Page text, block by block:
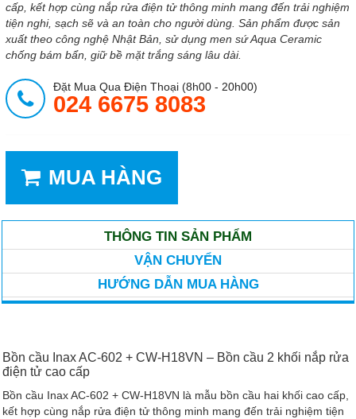
cấp, kết hợp cùng nắp rửa điện tử thông minh mang đến trải nghiệm
tiện nghi, sạch sẽ và an toàn cho người dùng. Sản phẩm được sản
xuất theo công nghệ Nhật Bản, sử dụng men sứ Aqua Ceramic
chống bám bẩn, giữ bề mặt trắng sáng lâu dài.
Đặt Mua Qua Điện Thoại (8h00 - 20h00)
024 6675 8083
MUA HÀNG
THÔNG TIN SẢN PHẨM
VẬN CHUYỂN
HƯỚNG DẪN MUA HÀNG
Bồn cầu Inax AC-602 + CW-H18VN – Bồn cầu 2 khối nắp rửa
điện tử cao cấp
Bồn cầu Inax AC-602 + CW-H18VN là mẫu bồn cầu hai khối cao cấp,
kết hợp cùng nắp rửa điện tử thông minh mang đến trải nghiệm tiện